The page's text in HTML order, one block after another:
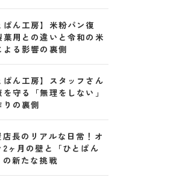
ぱん工房】米粉パン復
菓用との違いと令和の米
よる影響の裏側
ぱん工房】スタッフさん
を守る「無理をしない」
りの裏側
店長のリアルな日常！オ
2ヶ月の壁と「ひとぱん
の新たな挑戦